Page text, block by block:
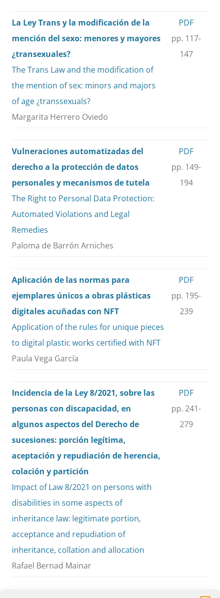
La Ley Trans y la modificación de la
mención del sexo: menores y mayores
¿transexuales?
The Trans Law and the modification of
the mention of sex: minors and majors
of age ¿transsexuals?
Margarita Herrero Oviedo
PDF
pp. 117-
147
Vulneraciones automatizadas del
derecho a la protección de datos
personales y mecanismos de tutela
The Right to Personal Data Protection:
Automated Violations and Legal
Remedies
Paloma de Barrón Arniches
PDF
pp. 149-
194
Aplicación de las normas para
ejemplares únicos a obras plásticas
digitales acuñadas con NFT
Application of the rules for unique pieces
to digital plastic works certified with NFT
Paula Vega García
PDF
pp. 195-
239
Incidencia de la Ley 8/2021, sobre las
personas con discapacidad, en
algunos aspectos del Derecho de
sucesiones: porción legítima,
aceptación y repudiación de herencia,
colación y partición
Impact of Law 8/2021 on persons with
disabilities in some aspects of
inheritance law: legitimate portion,
acceptance and repudiation of
inheritance, collation and allocation
Rafael Bernad Mainar
PDF
pp. 241-
279